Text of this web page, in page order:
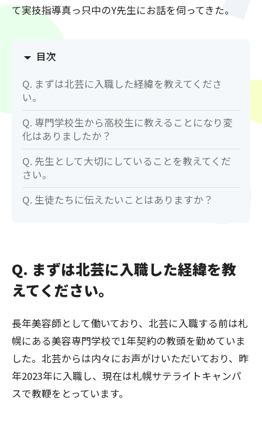
て実技指導真っ只中のY先生にお話を伺ってきた。
目次
Q. まずは北芸に入職した経緯を教えてくださ
い。
Q. 専門学校生から高校生に教えることになり変
化はありましたか？
Q. 先生として大切にしていることを教えてくだ
さい。
Q. 生徒たちに伝えたいことはありますか？
Q. まずは北芸に入職した経緯を教
えてください。
長年美容師として働いており、北芸に入職する前は札
幌にある美容専門学校で1年契約の教頭を勤めていま
した。北芸からは内々にお声がけいただいており、昨
年2023年に入職し、現在は札幌サテライトキャンパ
スで教鞭をとっています。